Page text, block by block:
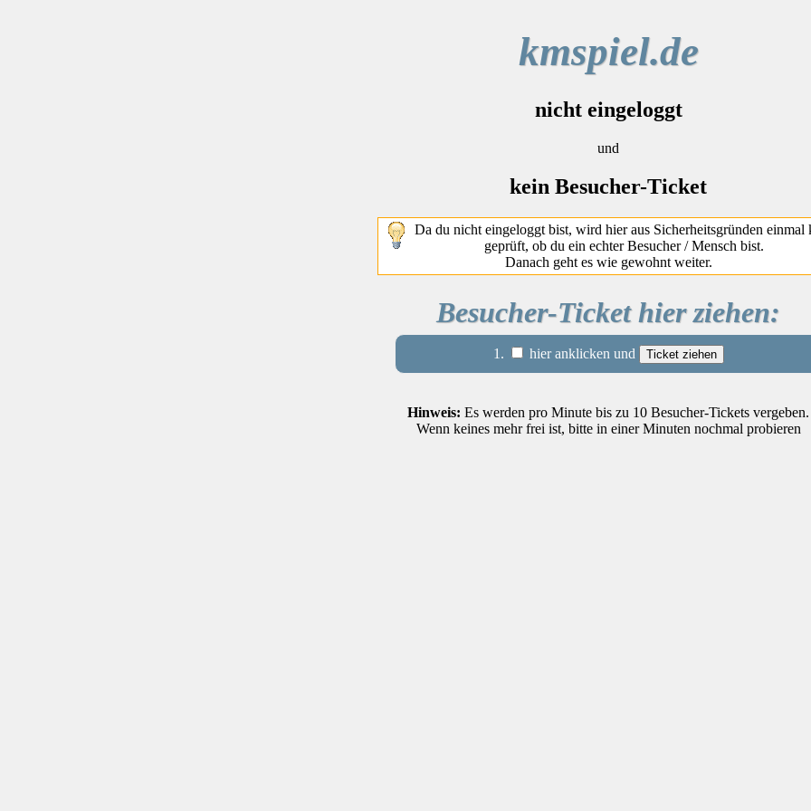
kmspiel.de
nicht eingeloggt
und
kein Besucher-Ticket
Da du nicht eingeloggt bist, wird hier aus Sicherheitsgründen einmal
geprüft, ob du ein echter Besucher / Mensch bist.
Danach geht es wie gewohnt weiter.
Besucher-Ticket hier ziehen:
1. hier anklicken und
Hinweis: Es werden pro Minute bis zu 10 Besucher-Tickets vergeben.
Wenn keines mehr frei ist, bitte in einer Minuten nochmal probieren